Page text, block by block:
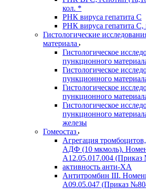
кол. *
РНК вируса гепатита C
РНК вируса гепатита C,
Гистологические
материала
Гистологическое
пункционного
Гистологическое
пункционного
Гистологическое
пункционного
Гистологическое
пункционного
железы
Гомеостаз
Агрегация
АДФ (10 мкмоль).
A12.05.017.004
активность анти-ХА
Антитромбин III.
A09.05.047 (Приказ